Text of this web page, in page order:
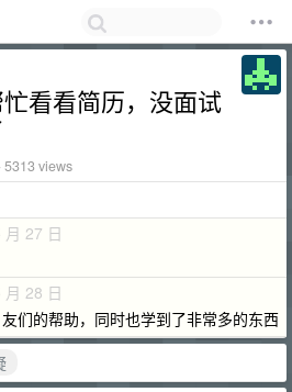
看看简历，没面试
5313 views
27 日
28 日
们的帮助，同时也学到了非常多的东西